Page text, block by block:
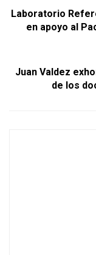
Laboratorio
en apoyo al
Juan Valdez
de los